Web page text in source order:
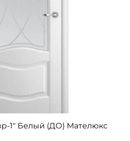
1" Белый (ДО) Мателюкс